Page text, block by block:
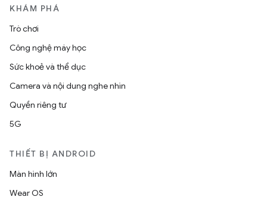
KHÁM PHÁ
Trò chơi
Công nghệ máy học
Sức khoẻ và thể dục
Camera và nội dung nghe nhìn
Quyền riêng tư
5G
THIẾT BỊ ANDROID
Màn hình lớn
Wear OS